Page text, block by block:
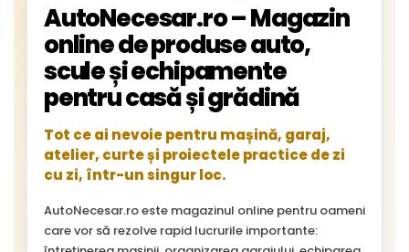
AutoNecesar.ro – Magazin
online de produse auto,
scule și echipamente
pentru casă și grădină
Tot ce ai nevoie pentru mașină, garaj,
atelier, curte și proiectele practice de zi
cu zi, într-un singur loc.
AutoNecesar.ro este magazinul online pentru oameni
care vor să rezolve rapid lucrurile importante: